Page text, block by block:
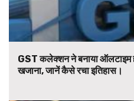
GST कलेक्शन ने बनाया ऑलटाइम
खजाना, जानें कैसे रचा इतिहास।